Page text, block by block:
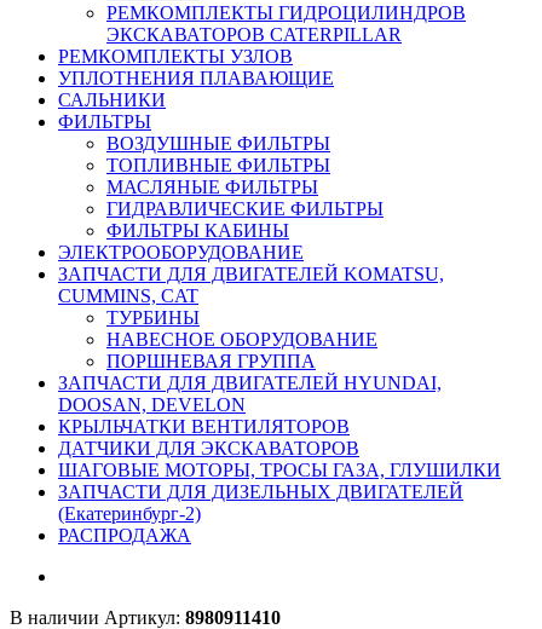
РЕМКОМПЛЕКТЫ ГИДРОЦИЛИНДРОВ
ЭКСКАВАТОРОВ CATERPILLAR
РЕМКОМПЛЕКТЫ УЗЛОВ
УПЛОТНЕНИЯ ПЛАВАЮЩИЕ
САЛЬНИКИ
ФИЛЬТРЫ
ВОЗДУШНЫЕ ФИЛЬТРЫ
ТОПЛИВНЫЕ ФИЛЬТРЫ
МАСЛЯНЫЕ ФИЛЬТРЫ
ГИДРАВЛИЧЕСКИЕ ФИЛЬТРЫ
ФИЛЬТРЫ КАБИНЫ
ЭЛЕКТРООБОРУДОВАНИЕ
ЗАПЧАСТИ ДЛЯ ДВИГАТЕЛЕЙ KOMATSU,
CUMMINS, CAT
ТУРБИНЫ
НАВЕСНОЕ ОБОРУДОВАНИЕ
ПОРШНЕВАЯ ГРУППА
ЗАПЧАСТИ ДЛЯ ДВИГАТЕЛЕЙ HYUNDAI,
DOOSAN, DEVELON
КРЫЛЬЧАТКИ ВЕНТИЛЯТОРОВ
ДАТЧИКИ ДЛЯ ЭКСКАВАТОРОВ
ШАГОВЫЕ МОТОРЫ, ТРОСЫ ГАЗА, ГЛУШИЛКИ
ЗАПЧАСТИ ДЛЯ ДИЗЕЛЬНЫХ ДВИГАТЕЛЕЙ
(Екатеринбург-2)
РАСПРОДАЖА
В наличии Артикул: 8980911410